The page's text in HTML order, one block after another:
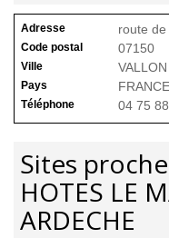
Adresse route
Code postal 07150
Ville
Pays FRANCE
Téléphone 04 75
Sites
HOTES LE
ARDECHE